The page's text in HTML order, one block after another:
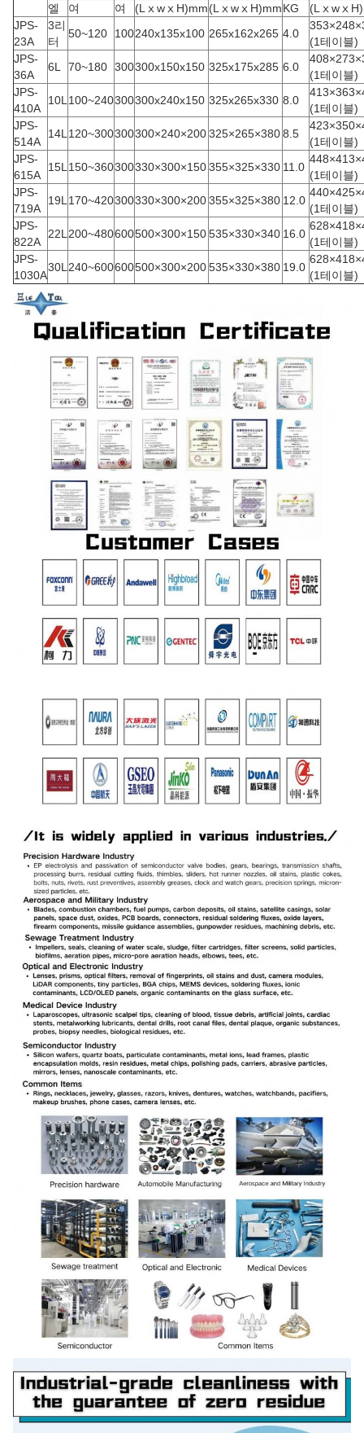
엘 여 여 (LⅹwⅹH)mm(LⅹwⅹH)mmKG
JPS-
23A
3리
터
50~120 100240x135x100 265x162x265 4.0
(1테이블)
JPS-
36A
6L 70~180 300300x150x150 325x175x285 6.0
(1테이블)
JPS-
410A
10L 100~240300300x240x150 325x265x330 8.0
(1테이블)
JPS-
514A
14L 120~300300300×240×200325×265×3808.5
(1테이블)
JPS-
615A
15L 150~360300330×300×150355×325×330 11.0
(1테이블)
JPS-
719A
19L 170~420300330×300×200355×325×380 12.0
(1테이블)
JPS-
822A
22L 200~480600500×300×150535×330×340 16.0
(1테이블)
JPS-
1030A
30L 240~600600500×300×200535×330×380 19.0
(1테이블)